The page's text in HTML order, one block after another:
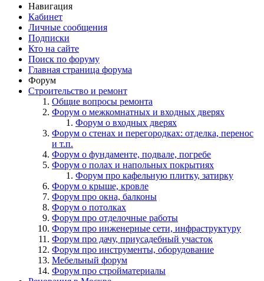
Навигация
Кабинет
Личные сообщения
Подписки
Кто на сайте
Поиск по форуму
Главная страница форума
Форум
Строительство и ремонт
Общие вопросы ремонта
Форум о межкомнатных и входных дверях
Форум о входных дверях
Форум о стенах и перегородках: отделка, перенос
и т.п.
Форум о фундаменте, подвале, погребе
Форум о полах и напольных покрытиях
Форум про кафельную плитку, затирку
Форум о крыше, кровле
Форум про окна, балконы
Форум о потолках
Форум про отделочные работы
Форум про инженерные сети, инфраструктуру
Форум про дачу, приусадебный участок
Форум про инструменты, оборудование
Мебельный форум
Форум про стройматериалы